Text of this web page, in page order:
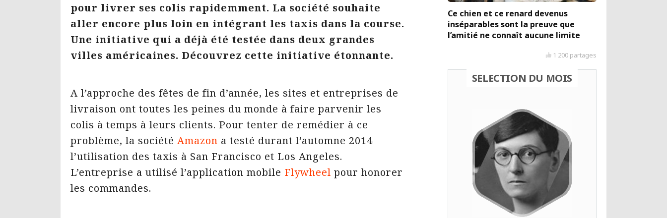
pour livrer ses colis rapidemment. La société souhaite
aller encore plus loin en intégrant les taxis dans la course.
Une initiative qui a déjà été testée dans deux grandes
villes américaines. Découvrez cette initiative étonnante.
A l’approche des fêtes de fin d’année, les sites et entreprises de
livraison ont toutes les peines du monde à faire parvenir les
colis à temps à leurs clients. Pour tenter de remédier à ce
problème, la société Amazon a testé durant l’automne 2014
l’utilisation des taxis à San Francisco et Los Angeles.
L’entreprise a utilisé l’application mobile Flywheel pour honorer
les commandes.
Ce chien et ce renard devenus
inséparables sont la preuve que
l’amitié ne connaît aucune limite
1 200 partages
SELECTION DU MOIS